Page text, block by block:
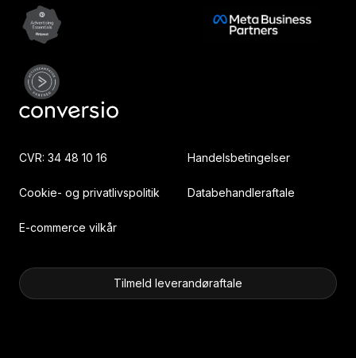
CVR: 34 48 10 16 Handelsbetingelser
Cookie- og privatlivspolitik Databehandleraftale
E-commerce vilkår
Tilmeld leverandøraftale